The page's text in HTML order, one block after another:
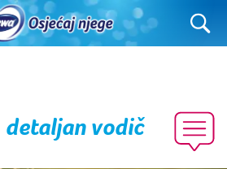
detaljan vodič